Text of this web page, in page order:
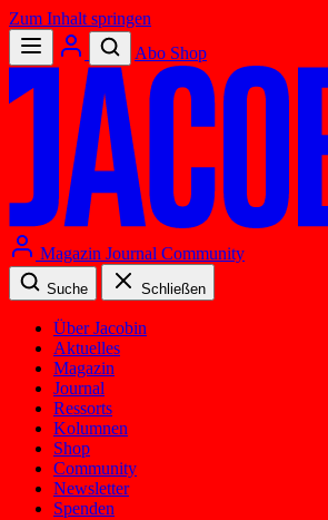
Zum Inhalt springen
Abo Shop
Magazin Journal Community
Suche Schließen
Über Jacobin
Aktuelles
Magazin
Journal
Ressorts
Kolumnen
Shop
Community
Newsletter
Spenden